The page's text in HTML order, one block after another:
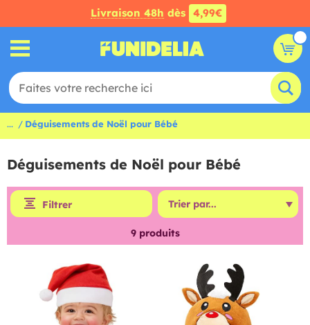
Livraison 48h dès 4,99€
... Déguisements de Noël pour Bébé
Déguisements de Noël pour Bébé
Filtrer
9produits